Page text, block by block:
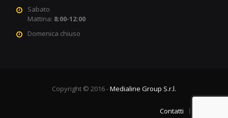
Sabato
Mattina: 8:00-12:00
Domenica chiuso
Copyright © 2016 -Medialine Group S.r.l.
Contatti